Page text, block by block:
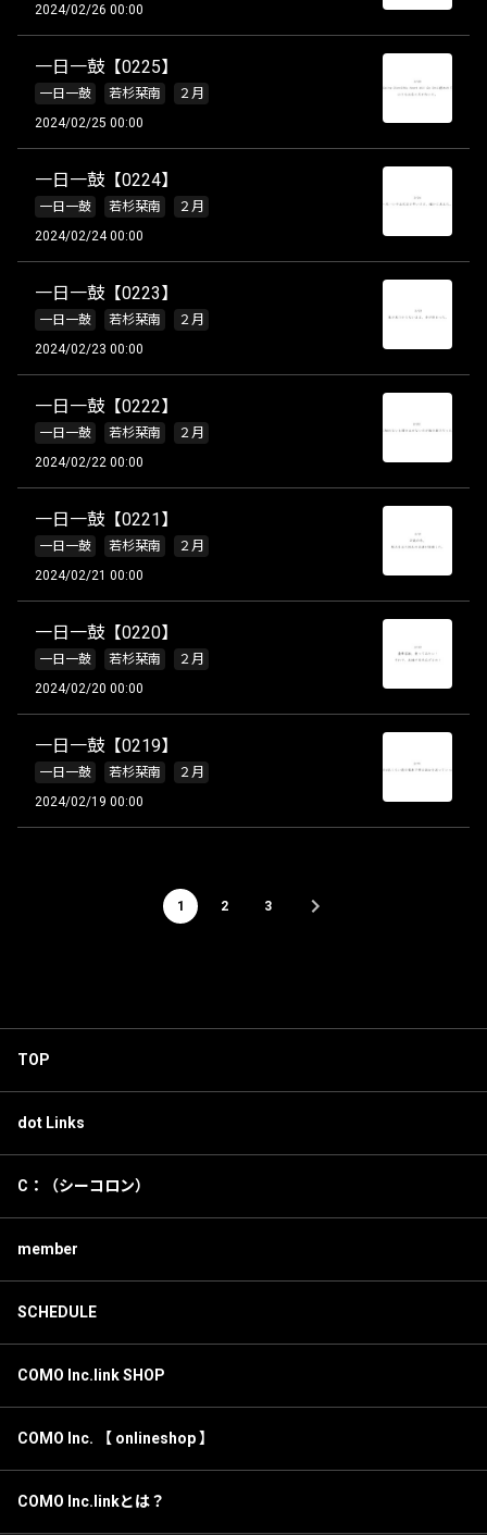
2024/02/26 00:00
一日一鼓【0225】
一日一鼓 若杉栞南
２月
2024/02/25 00:00
一日一鼓【0224】
一日一鼓 若杉栞南
２月
2024/02/24 00:00
一日一鼓【0223】
一日一鼓 若杉栞南
２月
2024/02/23 00:00
一日一鼓【0222】
一日一鼓 若杉栞南
２月
2024/02/22 00:00
一日一鼓【0221】
一日一鼓 若杉栞南
２月
2024/02/21 00:00
一日一鼓【0220】
一日一鼓 若杉栞南
２月
2024/02/20 00:00
一日一鼓【0219】
一日一鼓 若杉栞南
２月
2024/02/19 00:00
1 2 3
TOP
dot Links
C：（シーコロン）
member
SCHEDULE
COMO Inc.link SHOP
COMO Inc. 【 onlineshop 】
COMO Inc.linkとは？